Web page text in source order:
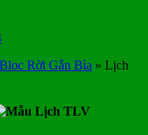
Rời Gắn Bìa » Lịch